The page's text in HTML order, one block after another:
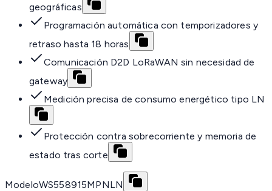
geográficas
Programación automática con temporizadores y
retraso hasta 18 horas
Comunicación D2D LoRaWAN sin necesidad de
gateway
Medición precisa de consumo energético tipo LN
Protección contra sobrecorriente y memoria de
estado tras corte
ModeloWS558915MPNLN